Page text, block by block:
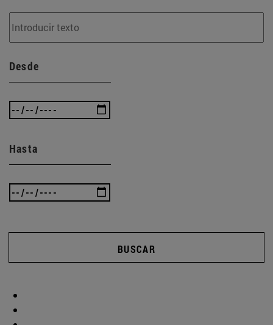
Desde
Hasta
BUSCAR